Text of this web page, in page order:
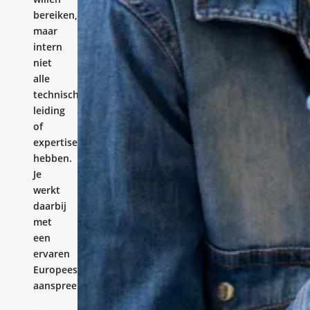
bereiken,
maar
intern
niet
alle
technische
leiding
of
expertise
hebben.
Je
werkt
daarbij
met
een
ervaren
Europees
aanspreekpunt.